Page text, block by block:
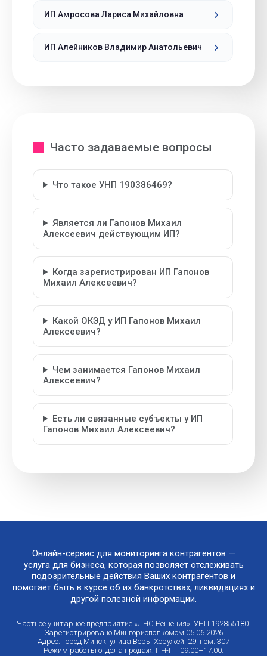
ИП Амросова Лариса Михайловна
ИП Алейников Владимир Анатольевич
Часто задаваемые вопросы
Что такое УНП 190386469?
Является ли Гапонов Михаил
Алексеевич действующим ИП?
Когда зарегистрирован ИП Гапонов
Михаил Алексеевич?
Какой ОКЭД у ИП Гапонов Михаил
Алексеевич?
Чем занимается Гапонов Михаил
Алексеевич?
Есть ли связанные субъекты у ИП
Гапонов Михаил Алексеевич?
Онлайн-сервис для мониторинга контрагентов —
услуга для бизнеса, которая позволяет отслеживать
подозрительные действия Ваших контрагентов и
помогает быть в курсе об их банкротствах, ликвидациях и
другой полезной информации.
Частное унитарное предприятие «ЛНС Решения». УНП 192855180.
Зарегистрировано Мингорисполкомом 05.06.2026
Адрес: город Минск, улица Веры Хоружей, 29, пом. 307
Режим работы отдела продаж: ПН-ПТ 09:00–17:00.